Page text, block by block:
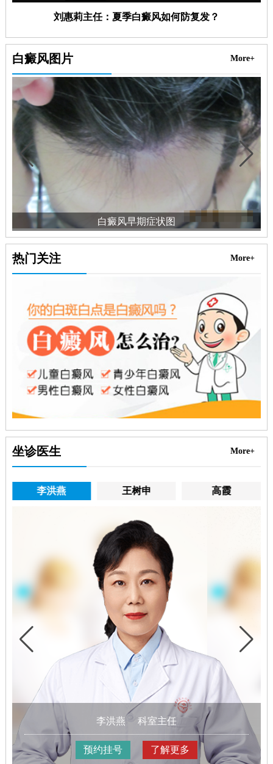
刘惠莉主任：夏季白癜风如何防复发？
白癜风图片 More+
白癜风早期症状图
热门关注 More+
坐诊医生 More+
王明峰 李洪燕 王树申
王树申 科室主任
预约挂号 了解更多